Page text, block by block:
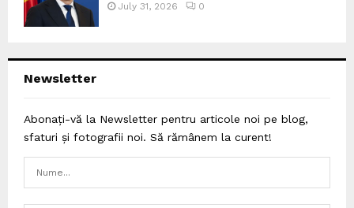
July 31, 2026 0
Newsletter
Abonați-vă la Newsletter pentru articole noi pe blog,
sfaturi și fotografii noi. Să rămânem la curent!